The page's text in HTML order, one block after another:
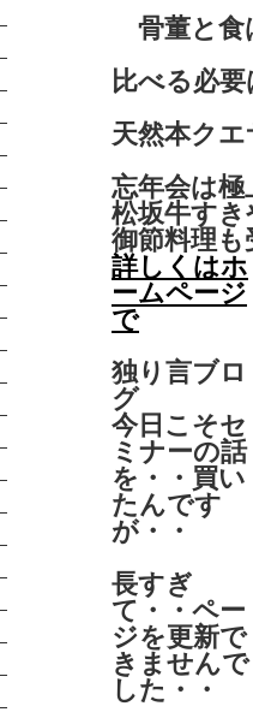
骨董と食
比べる必
天然本ク
忘年会は
松坂牛すき
御節料理
詳しくはホ
ームページ
で
独り言ブロ
グ
今日こそセ
ミナーの話
を・・買い
たんです
が・・
長すぎ
て・・ペー
ジを更新で
きませんで
した・・